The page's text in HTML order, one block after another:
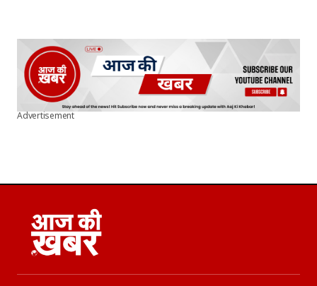
Advertisement